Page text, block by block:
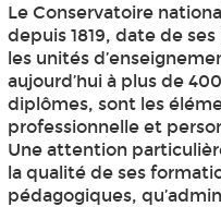
Le Conservatoire
depuis 1819, date de
les unités
aujourd’hui à plus de
diplômes, sont les
professionnelle et
Une attention
la qualité de ses
pédagogiques,